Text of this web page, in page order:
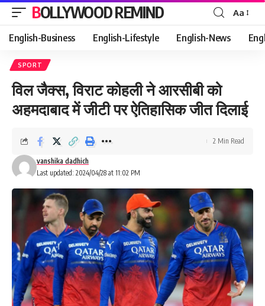
BOLLYWOOD REMIND
Font
Resizer
Aa
English-Business English-Lifestyle English-News
SPORT
विल जैक्स, विराट कोहली ने आरसीबी को
अहमदाबाद में जीटी पर ऐतिहासिक जीत दिलाई
Last updated: 2024/04/28 at 11:02 PM
vanshika dadhich
2 Min Read